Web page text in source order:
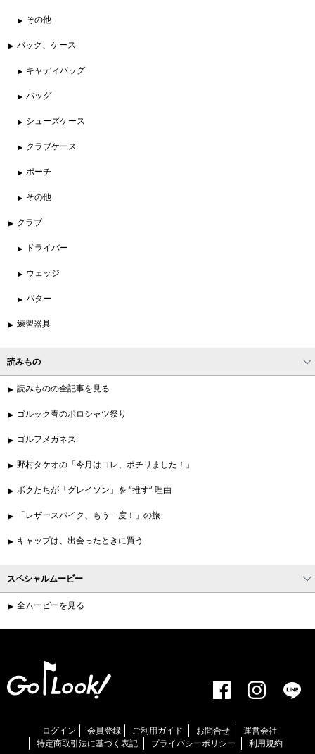
その他
バッグ、ケース
キャディバッグ
バッグ
シューズケース
クラブケース
ポーチ
その他
クラブ
ドライバー
ウェッジ
パター
練習器具
読みもの
読みものの全記事を見る
ゴルック春のポロシャツ祭り
ゴルフメガネズ
野村タケオの「今月はコレ、ポチリました！」
ボクたちが「グレイソン」を “推す” 理由
「レザースパイク、もう一度！」の旅
キャップは、出会ったときに買う
スペシャルムービー
全ムービーを見る
ログイン 会員登録 ご利用ガイド お問合せ
運営会社
特定商取引法に基づく表記
プライバシーポリシー 利用規約